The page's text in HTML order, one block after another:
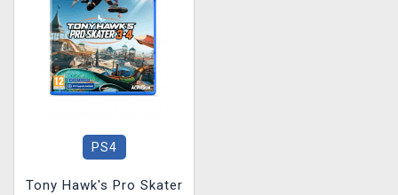
PS4
Tony Hawk's Pro Skater